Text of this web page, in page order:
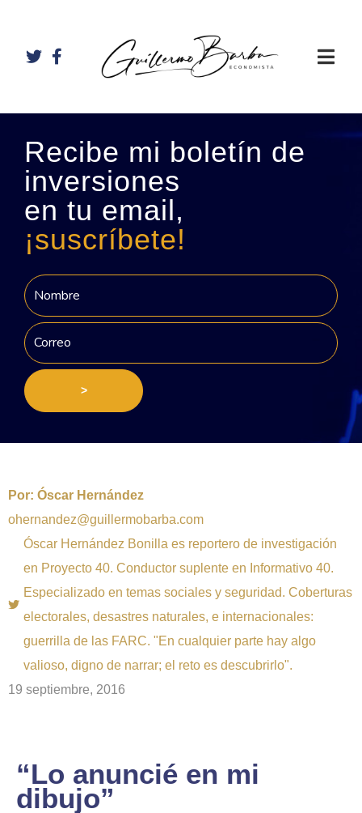
Recibe mi boletín de
inversiones
en tu email,
¡suscríbete!
>
Por: Óscar Hernández
ohernandez@guillermobarba.com
Óscar Hernández Bonilla es reportero de investigación
en Proyecto 40. Conductor suplente en Informativo 40.
Especializado en temas sociales y seguridad. Coberturas
electorales, desastres naturales, e internacionales:
guerrilla de las FARC. "En cualquier parte hay algo
valioso, digno de narrar; el reto es descubrirlo".
19 septiembre, 2016
“Lo anuncié en mi
dibujo”